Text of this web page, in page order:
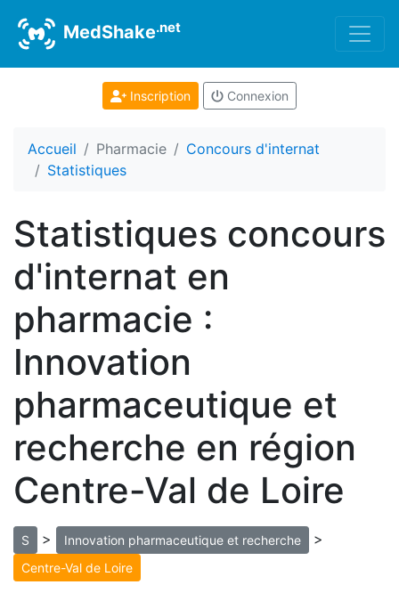
MedShake.net
Inscription Connexion
Accueil Pharmacie
Concours d'internat
Statistiques
Statistiques concours
d'internat en
pharmacie :
Innovation
pharmaceutique et
recherche en région
Centre-Val de Loire
S > Innovation pharmaceutique et recherche >
Centre-Val de Loire